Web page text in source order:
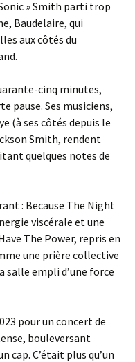
» Smith parti trop
Baudelaire, qui
aux côtés du
cinq minutes,
pause. Ses musiciens,
(à ses côtés depuis le
Smith, rendent
quelques notes de
: Because The Night
viscérale et une
The Power, repris en
une prière collective
salle empli d’une force
pour un concert de
bouleversant
cap. C’était plus qu’un